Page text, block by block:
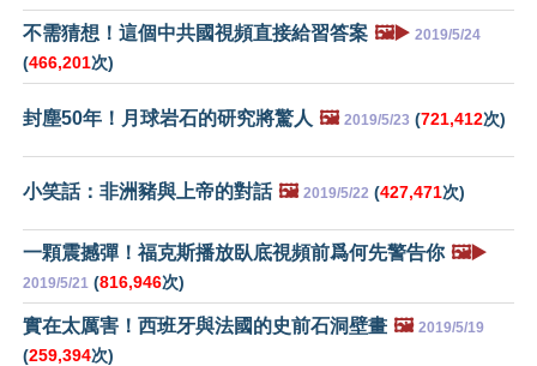
不需猜想！這個中共國視頻直接給習答案 🖼️▶️ 2019/5/24
(466,201次)
封塵50年！月球岩石的研究將驚人 🖼️ 2019/5/23 (721,412次)
小笑話：非洲豬與上帝的對話 🖼️ 2019/5/22 (427,471次)
一顆震撼彈！福克斯播放臥底視頻前爲何先警告你 🖼️▶️
2019/5/21 (816,946次)
實在太厲害！西班牙與法國的史前石洞壁畫 🖼️ 2019/5/19
(259,394次)